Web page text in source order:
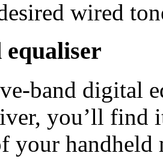
wired
equaliser
band digital
you’ll find
your handheld